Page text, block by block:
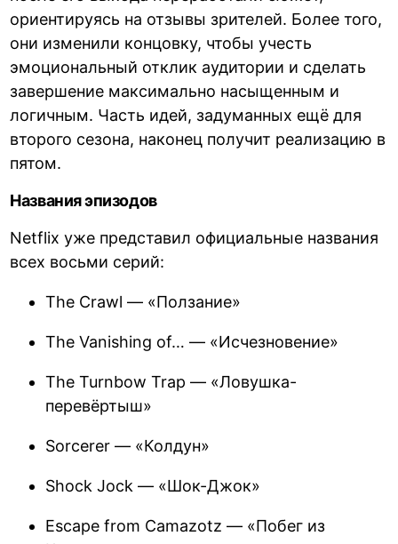
ориентируясь на отзывы зрителей. Более того,
они изменили концовку, чтобы учесть
эмоциональный отклик аудитории и сделать
завершение максимально насыщенным и
логичным. Часть идей, задуманных ещё для
второго сезона, наконец получит реализацию в
пятом.
Названия эпизодов
Netflix уже представил официальные названия
всех восьми серий:
The Crawl — «Ползание»
The Vanishing of… — «Исчезновение»
The Turnbow Trap — «Ловушка-
перевёртыш»
Sorcerer — «Колдун»
Shock Jock — «Шок-Джок»
Escape from Camazotz — «Побег из